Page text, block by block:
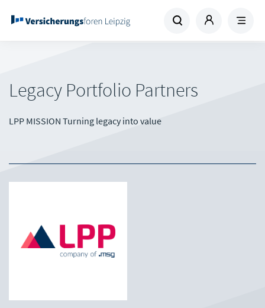
Legacy Portfolio Partners
LPP MISSION Turning legacy into value